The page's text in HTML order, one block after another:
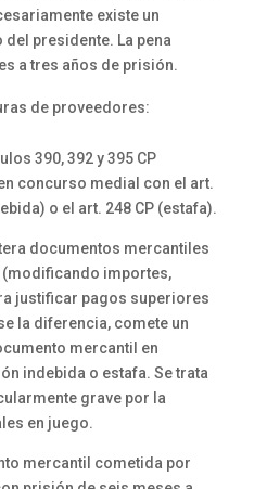
existe un
presidente. La pena
a tres años de prisión.
de proveedores:
390, 392 y 395 CP
concurso medial con el art.
o el art. 248 CP (estafa).
documentos mercantiles
importes,
justificar pagos superiores
la diferencia, comete un
mercantil en
indebida o estafa. Se trata
grave por la
en juego.
mercantil cometida por